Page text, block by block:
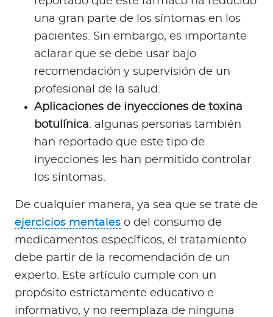
una gran parte de los síntomas en los
pacientes. Sin embargo, es importante
aclarar que se debe usar bajo
recomendación y supervisión de un
profesional de la salud.
Aplicaciones de inyecciones de toxina
botulínica: algunas personas también
han reportado que este tipo de
inyecciones les han permitido controlar
los síntomas.
De cualquier manera, ya sea que se trate de
ejercicios mentales o del consumo de
medicamentos específicos, el tratamiento
debe partir de la recomendación de un
experto. Este artículo cumple con un
propósito estrictamente educativo e
informativo, y no reemplaza de ninguna